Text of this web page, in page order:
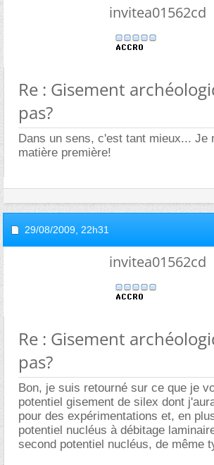
invitea01562cd
Re : Gisement
pas?
Dans un sens, c'est tant mieux... Je
matière première!
29/08/2009, 22h31
invitea01562cd
Re : Gisement
pas?
Bon, je suis retourné sur ce que je
potentiel gisement de silex dont
pour des expérimentations et, en
potentiel nucléus à débitage
second potentiel nucléus, de même